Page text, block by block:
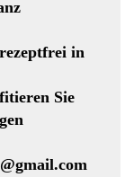
in
Sie